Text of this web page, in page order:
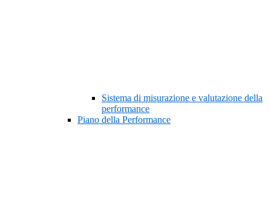
Sistema di misurazione e valutazione della
performance
Piano della Performance